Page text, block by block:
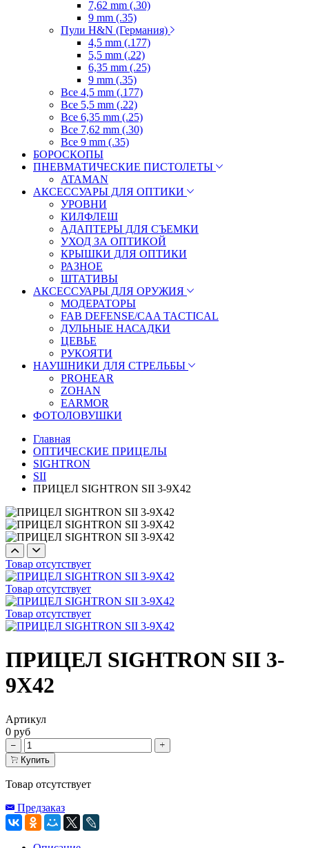
7,62 mm (.30)
9 mm (.35)
Пули H&N (Германия)
4,5 mm (.177)
5,5 mm (.22)
6,35 mm (.25)
9 mm (.35)
Все 4,5 mm (.177)
Все 5,5 mm (.22)
Все 6,35 mm (.25)
Все 7,62 mm (.30)
Все 9 mm (.35)
БОРОСКОПЫ
ПНЕВМАТИЧЕСКИЕ ПИСТОЛЕТЫ
ATAMAN
АКСЕССУАРЫ ДЛЯ ОПТИКИ
УРОВНИ
КИЛФЛЕШ
АДАПТЕРЫ ДЛЯ СЪЕМКИ
УХОД ЗА ОПТИКОЙ
КРЫШКИ ДЛЯ ОПТИКИ
РАЗНОЕ
ШТАТИВЫ
АКСЕССУАРЫ ДЛЯ ОРУЖИЯ
МОДЕРАТОРЫ
FAB DEFENSE/CAA TACTICAL
ДУЛЬНЫЕ НАСАДКИ
ЦЕВЬЕ
РУКОЯТИ
НАУШНИКИ ДЛЯ СТРЕЛЬБЫ
PROHEAR
ZOHAN
EARMOR
ФОТОЛОВУШКИ
Главная
ОПТИЧЕСКИЕ ПРИЦЕЛЫ
SIGHTRON
SII
ПРИЦЕЛ SIGHTRON SII 3-9X42
Товар отсутствует
Товар отсутствует
Товар отсутствует
ПРИЦЕЛ SIGHTRON SII 3-
9X42
Артикул
0 руб
Купить
Товар отсутствует
Предзаказ